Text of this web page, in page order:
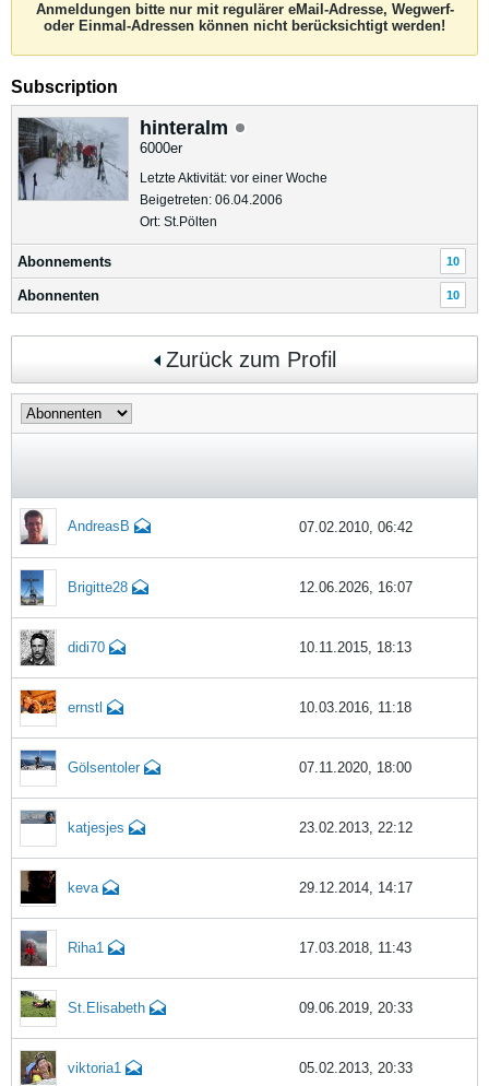
Anmeldungen bitte nur mit regulärer eMail-Adresse, Wegwerf-
oder Einmal-Adressen können nicht berücksichtigt werden!
Subscription
hinteralm
6000er
Letzte Aktivität: vor einer Woche
Beigetreten: 06.04.2006
Ort: St.Pölten
Abonnements 10
Abonnenten 10
Zurück zum Profil
AndreasB 07.02.2010, 06:42
Brigitte28 12.06.2026, 16:07
didi70 10.11.2015, 18:13
ernstl 10.03.2016, 11:18
Gölsentoler 07.11.2020, 18:00
katjesjes 23.02.2013, 22:12
keva 29.12.2014, 14:17
Riha1 17.03.2018, 11:43
St.Elisabeth 09.06.2019, 20:33
viktoria1 05.02.2013, 20:33